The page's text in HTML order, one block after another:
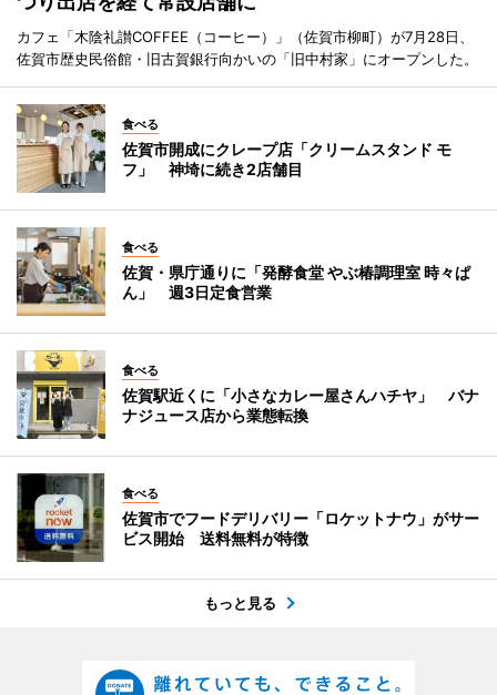
カフェ「木陰礼讃COFFEE（コーヒー）」（佐賀市柳町）が7月28日、
佐賀市歴史民俗館・旧古賀銀行向かいの「旧中村家」にオープンした。
食べる
佐賀市開成にクレープ店「クリームスタンド モ
フ」 神埼に続き2店舗目
食べる
佐賀・県庁通りに「発酵食堂 やぶ椿調理室 時々ぱ
ん」 週3日定食営業
食べる
佐賀駅近くに「小さなカレー屋さんハチヤ」 バナ
ナジュース店から業態転換
食べる
佐賀市でフードデリバリー「ロケットナウ」がサー
ビス開始 送料無料が特徴
もっと見る